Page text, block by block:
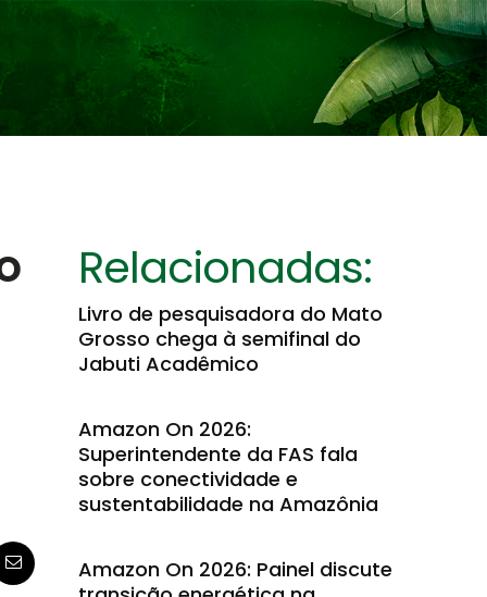
Relacionadas:
Livro de pesquisadora do Mato
Grosso chega à semifinal do
Jabuti Acadêmico
Amazon On 2026:
Superintendente da FAS fala
sobre conectividade e
sustentabilidade na Amazônia
Amazon On 2026: Painel discute